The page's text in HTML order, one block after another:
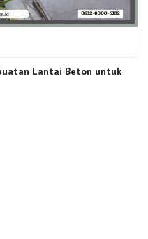
Lantai Beton untuk